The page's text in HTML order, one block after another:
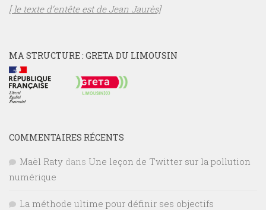
[ le texte d’entête est de Jean Jaurès]
MA STRUCTURE : GRETA DU LIMOUSIN
COMMENTAIRES RÉCENTS
Maël Raty dans Une leçon de Twitter sur la pollution
numérique
La méthode ultime pour définir ses objectifs